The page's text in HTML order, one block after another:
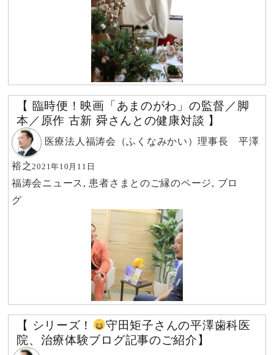
【 臨時便！映画「あまのがわ」の監督／脚
本／原作 古新 舜さんとの健康対談 】
医療法人福涛会（ふくなみかい）理事長 平澤
裕之2021年10月11日
福涛会ニュース , 患者さまとのご縁のページ, ブロ
グ
【 シリーズ！
守田矩子さんの平澤歯科医
院、治療体験ブログ記事のご紹介】